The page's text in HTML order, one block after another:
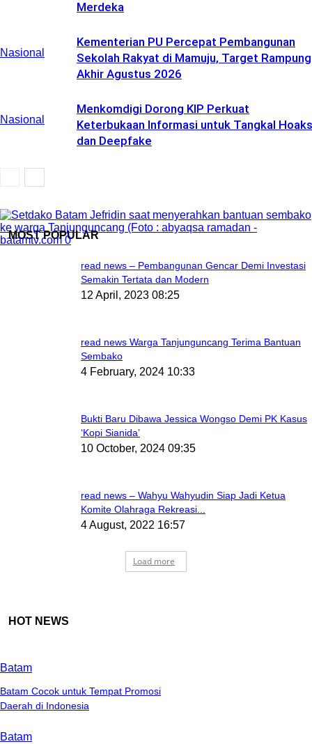
Merdeka
Nasional
Kementerian PU Percepat Pembangunan
Sekolah Rakyat di Mamuju, Target Rampung
Akhir Agustus 2026
Nasional
Menkomdigi Dorong KIP Perkuat
Keterbukaan Informasi untuk Tangkal Hoaks
dan Deepfake
MOST POPULAR
read news – Pembangunan Gencar Demi Investasi
Semakin Tertata dan Modern
12 April, 2023 08:25
read news Warga Tanjunguncang Terima Bantuan
Sembako
4 February, 2024 10:33
Bukti Baru Dibawa Jessica Wongso Demi PK Kasus
‘Kopi Sianida’
10 October, 2024 09:35
read news – Wahyu Wahyudin Siap Jadi Ketua
Komite Olahraga Rekreasi...
4 August, 2022 16:57
Load more
HOT NEWS
Batam
Batam Cocok untuk Tempat Promosi
Daerah di Indonesia
Batam